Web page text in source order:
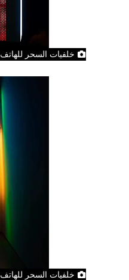
خلفيات السحر للهاتف Wallpapers of Magic Phone
خلفيات السحر للهاتف Wallpapers of Magic Phone